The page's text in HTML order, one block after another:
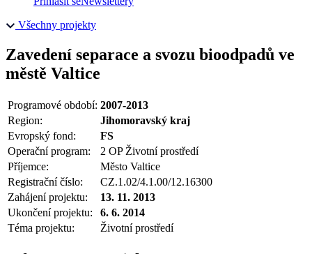
Všechny projekty
Zavedení separace a svozu bioodpadů ve
městě Valtice
Programové období: 2007-2013
Region:
Jihomoravský kraj
Evropský fond:
FS
Operační program:
2 OP Životní prostředí
Příjemce:
Město Valtice
Registrační číslo:
CZ.1.02/4.1.00/12.16300
Zahájení projektu:
13. 11. 2013
Ukončení projektu:
6. 6. 2014
Téma projektu:
Životní prostředí